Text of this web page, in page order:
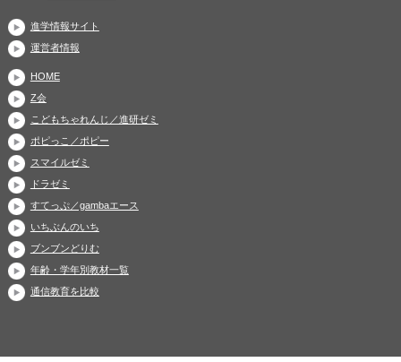
進学情報サイト
運営者情報
HOME
Z会
こどもちゃれんじ／進研ゼミ
ポピっこ／ポピー
スマイルゼミ
ドラゼミ
すてっぷ／gambaエース
いちぶんのいち
ブンブンどりむ
年齢・学年別教材一覧
通信教育を比較